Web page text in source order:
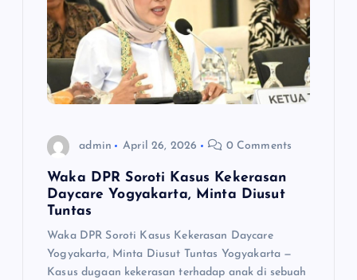
admin April 26, 2026 0 Comments
Waka DPR Soroti Kasus Kekerasan
Daycare Yogyakarta, Minta Diusut
Tuntas
Waka DPR Soroti Kasus Kekerasan Daycare
Yogyakarta, Minta Diusut Tuntas Yogyakarta —
Kasus dugaan kekerasan terhadap anak di sebuah